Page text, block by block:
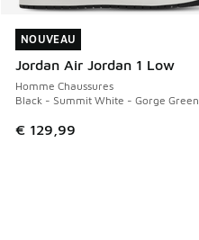
NOUVEAU
Jordan Air Jordan 1 Low
Homme Chaussures
Black - Summit White - Gorge Green
€ 129,99
NOUVEAU